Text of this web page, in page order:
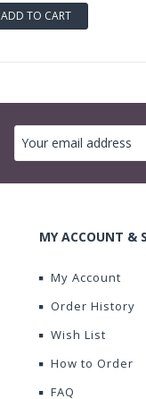
ADD TO CART
MY ACCOUNT &
My Account
Order History
Wish List
How to Order
FAQ